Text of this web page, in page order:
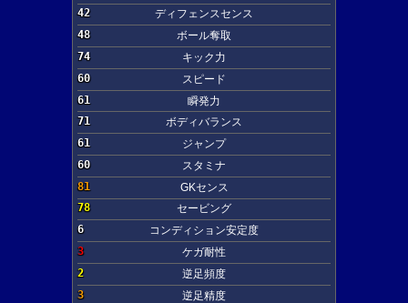
42
ディフェンスセンス
48
ボール奪取
74
キック力
60
スピード
61
瞬発力
71
ボディバランス
61
ジャンプ
60
スタミナ
81
GKセンス
78
セービング
6
コンディション安定度
3
ケガ耐性
2
逆足頻度
3
逆足精度